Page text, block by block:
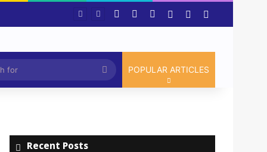
Facebook YouTube
Log InRandom Article
Search
for
POPULAR ARTICLES
Recent Posts